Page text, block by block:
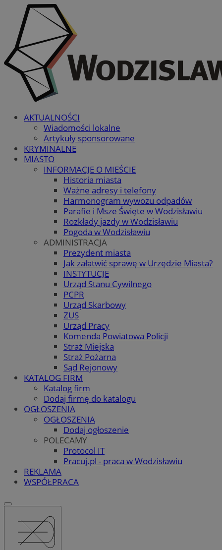
AKTUALNOŚCI
Wiadomości lokalne
Artykuły sponsorowane
KRYMINALNE
MIASTO
INFORMACJE O MIEŚCIE
Historia miasta
Ważne adresy i telefony
Harmonogram wywozu odpadów
Parafie i Msze Święte w Wodzisławiu
Rozkłady jazdy w Wodzisławiu
Pogoda w Wodzisławiu
ADMINISTRACJA
Prezydent miasta
Jak załatwić sprawę w Urzędzie Miasta?
INSTYTUCJE
Urząd Stanu Cywilnego
PCPR
Urząd Skarbowy
ZUS
Urząd Pracy
Komenda Powiatowa Policji
Straż Miejska
Straż Pożarna
Sąd Rejonowy
KATALOG FIRM
Katalog firm
Dodaj firmę do katalogu
OGŁOSZENIA
OGŁOSZENIA
Dodaj ogłoszenie
POLECAMY
Protocol IT
Pracuj.pl - praca w Wodzisławiu
REKLAMA
WSPÓŁPRACA